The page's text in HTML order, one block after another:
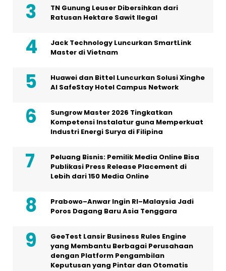
TN Gunung Leuser Dibersihkan dari
Ratusan Hektare Sawit Ilegal
Jack Technology Luncurkan SmartLink
Master di Vietnam
Huawei dan Bittel Luncurkan Solusi Xinghe
Al SafeStay Hotel Campus Network
Sungrow Master 2026 Tingkatkan
Kompetensi Instalatur guna Memperkuat
Industri Energi Surya di Filipina
Peluang Bisnis: Pemilik Media Online Bisa
Publikasi Press Release Placement di
Lebih dari 150 Media Online
Prabowo–Anwar Ingin RI–Malaysia Jadi
Poros Dagang Baru Asia Tenggara
GeeTest Lansir Business Rules Engine
yang Membantu Berbagai Perusahaan
dengan Platform Pengambilan
Keputusan yang Pintar dan Otomatis